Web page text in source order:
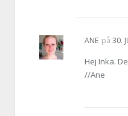
ANE på 30.
Hej Inka.
//Ane